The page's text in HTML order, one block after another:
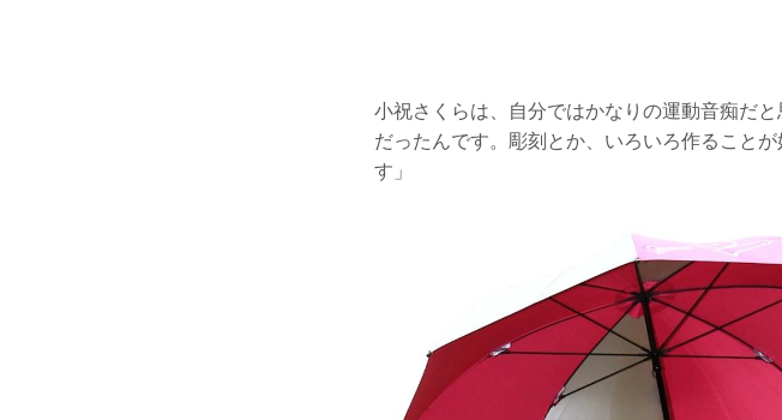
小祝さくらは、自分ではかなりの運動音痴だ
だったんです。彫刻とか、いろいろ作ること
す」